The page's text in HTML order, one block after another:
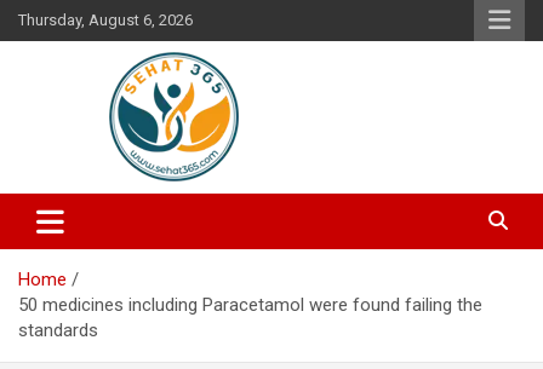
Skip
to
Thursday, August 6, 2026
Sehat365
Your's Complete Health Guide
Home
50 medicines including Paracetamol were found failing the
standards